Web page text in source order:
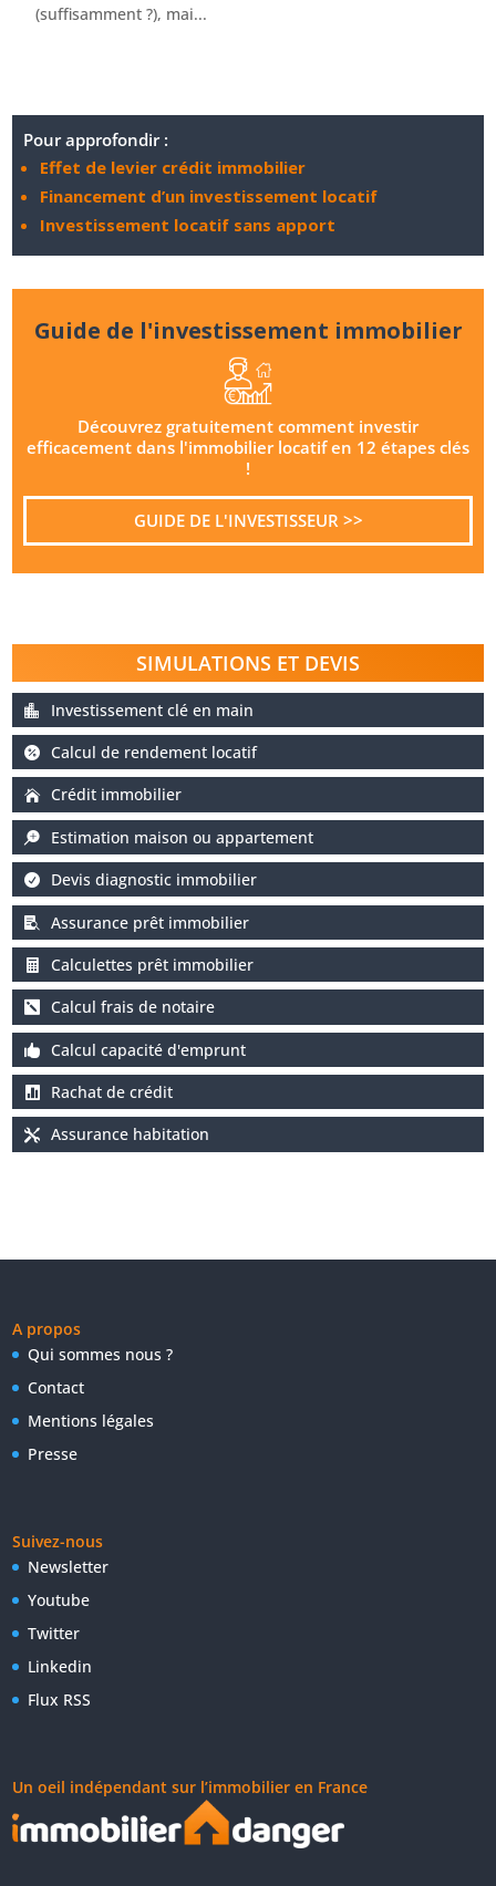
(suffisamment ?), mai...
Pour approfondir :
Effet de levier crédit immobilier
Financement d’un investissement locatif
Investissement locatif sans apport
Guide de l'investissement immobilier
Découvrez gratuitement comment investir
efficacement dans l'immobilier locatif en 12 étapes clés
!
GUIDE DE L'INVESTISSEUR >>
SIMULATIONS ET DEVIS
Investissement clé en main
Calcul de rendement locatif
Crédit immobilier
Estimation maison ou appartement
Devis diagnostic immobilier
Assurance prêt immobilier
Calculettes prêt immobilier
Calcul frais de notaire
Calcul capacité d'emprunt
Rachat de crédit
Assurance habitation
A propos
Qui sommes nous ?
Contact
Mentions légales
Presse
Suivez-nous
Newsletter
Youtube
Twitter
Linkedin
Flux RSS
Un oeil indépendant sur l’immobilier en France